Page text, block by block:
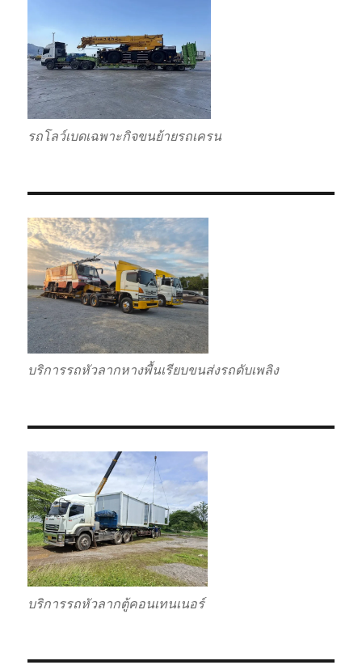
รถโลว์เบดเฉพาะกิจขนย้ายรถเครน
บริการรถหัวลากหางพื้นเรียบขนส่งรถดับเพลิง
บริการรถหัวลากตู้คอนเทนเนอร์